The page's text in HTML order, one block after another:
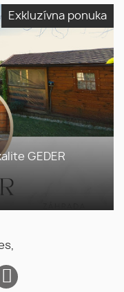
Exkluzívna ponuka
GEDER